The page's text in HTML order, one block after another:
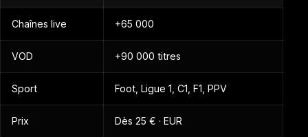
Chaînes live +65 000
VOD +90 000 titres
Sport Foot, Ligue 1, C1, F1, PPV
Prix Dès 25 € · EUR